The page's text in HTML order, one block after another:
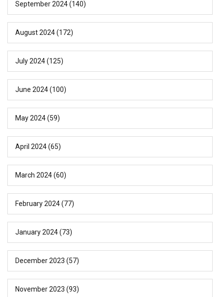
September 2024(140)
August 2024(172)
July 2024(125)
June 2024(100)
May 2024(59)
April 2024(65)
March 2024(60)
February 2024(77)
January 2024(73)
December 2023 (57)
November 2023 (93)